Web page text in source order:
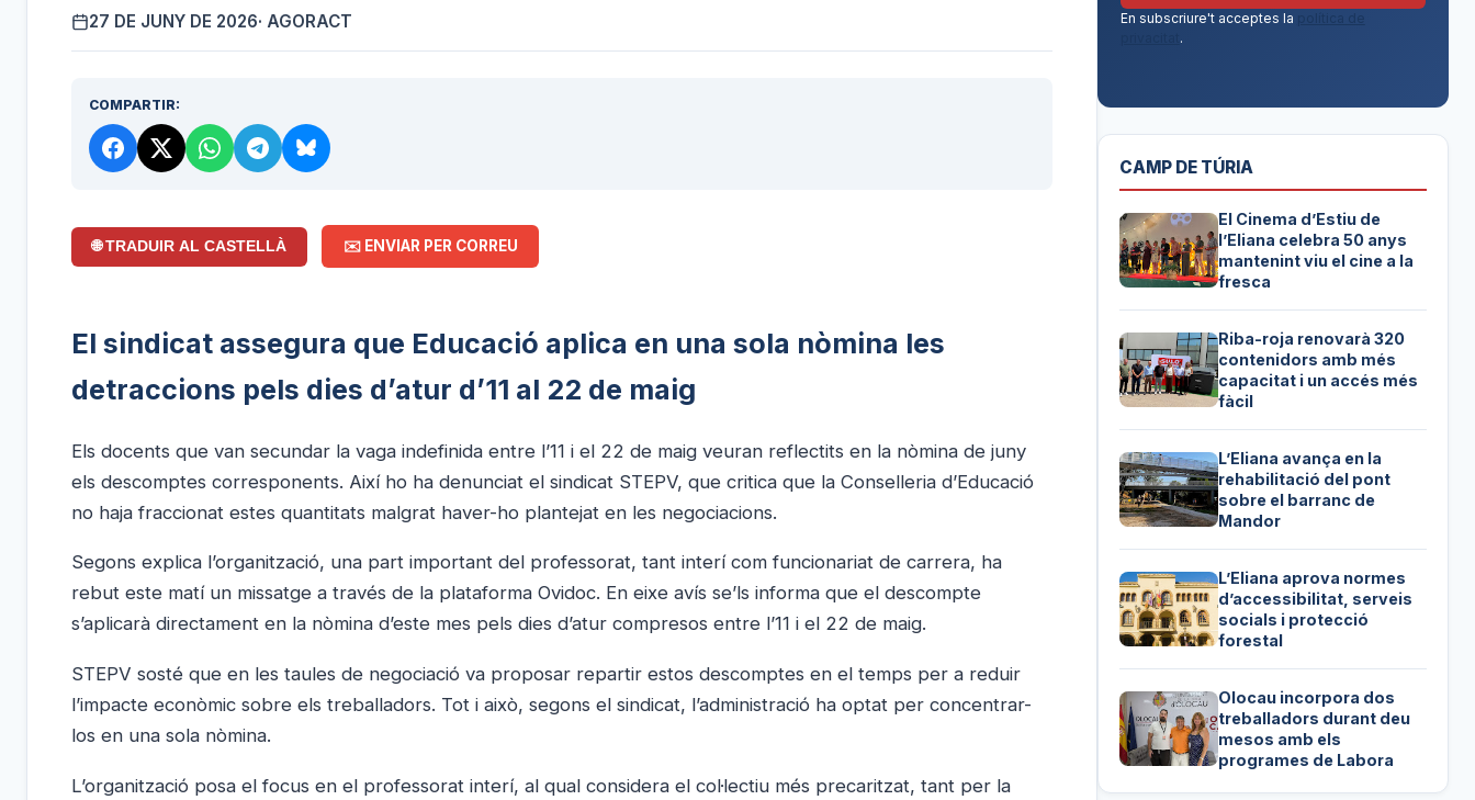
27 DE JUNY DE 2026· AGORACT
COMPARTIR:
🌐 TRADUIR AL CASTELLÀ ✉️ ENVIAR PER CORREU
El sindicat assegura que Educació aplica en una sola nòmina les
detraccions pels dies d’atur d’11 al 22 de maig
Els docents que van secundar la vaga indefinida entre l’11 i el 22 de maig veuran reflectits en la nòmina de juny
els descomptes corresponents. Així ho ha denunciat el sindicat STEPV, que critica que la Conselleria d’Educació
no haja fraccionat estes quantitats malgrat haver-ho plantejat en les negociacions.
Segons explica l’organització, una part important del professorat, tant interí com funcionariat de carrera, ha
rebut este matí un missatge a través de la plataforma Ovidoc. En eixe avís se’ls informa que el descompte
s’aplicarà directament en la nòmina d’este mes pels dies d’atur compresos entre l’11 i el 22 de maig.
STEPV sosté que en les taules de negociació va proposar repartir estos descomptes en el temps per a reduir
l’impacte econòmic sobre els treballadors. Tot i això, segons el sindicat, l’administració ha optat per concentrar-
los en una sola nòmina.
L’organització posa el focus en el professorat interí, al qual considera el col·lectiu més precaritzat, tant per la
En subscriure't acceptes la
política de
.
CAMP DE TÚRIA
El Cinema d’Estiu de
l’Eliana celebra 50 anys
mantenint viu el cine a la
fresca
Riba-roja renovarà 320
contenidors amb més
capacitat i un accés més
fàcil
L’Eliana avança en la
rehabilitació del pont
sobre el barranc de
Mandor
L’Eliana aprova normes
d’accessibilitat, serveis
socials i protecció
forestal
Olocau incorpora dos
treballadors durant deu
mesos amb els
programes de Labora